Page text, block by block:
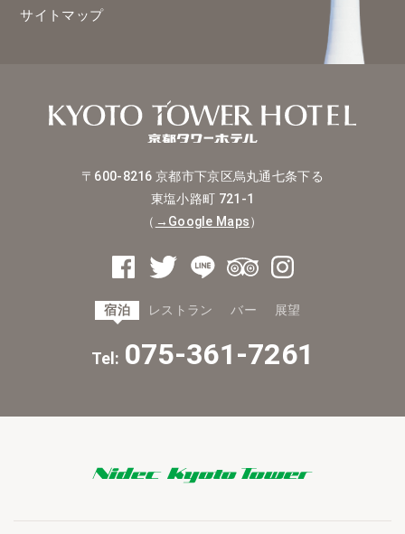
サイトマップ
〒600-8216 京都市下京区烏丸通七条下る
東塩小路町 721-1
（ →Google Maps）
宿泊 レストラン バー 展望
Tel: 075-361-7261